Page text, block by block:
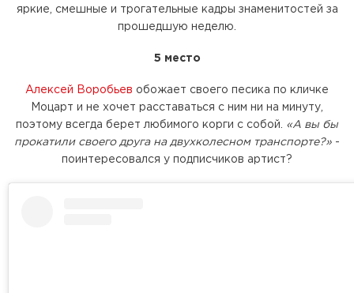
яркие, смешные и трогательные кадры знаменитостей за
прошедшую неделю.
5 место
Алексей Воробьев обожает своего песика по кличке
Моцарт и не хочет расставаться с ним ни на минуту,
поэтому всегда берет любимого корги с собой. «А вы бы
прокатили своего друга на двухколесном транспорте?» -
поинтересовался у подписчиков артист?